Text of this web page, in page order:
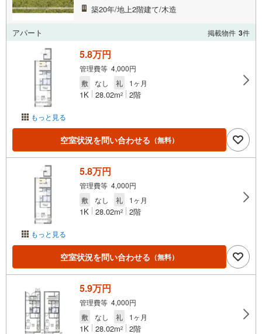
築20年/地上2階建て/木造
アパート 掲載物件 3件
もっと見る
5.8万円
管理費等 4,000円
敷
なし 礼 1ヶ月
1K 28.02m2 2階
空室状況を問い合わせる （無料）
もっと見る
5.8万円
管理費等 4,000円
敷
なし 礼 1ヶ月
1K 28.02m2 2階
空室状況を問い合わせる （無料）
5.9万円
管理費等 4,000円
敷
なし 礼 1ヶ月
1K 28.02m2 2階